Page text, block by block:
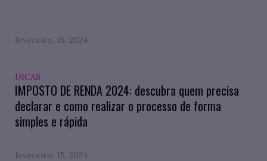
fevereiro. 16, 2024
DICAS
IMPOSTO DE RENDA 2024: descubra quem precisa
declarar e como realizar o processo de forma
simples e rápida
fevereiro. 15, 2024